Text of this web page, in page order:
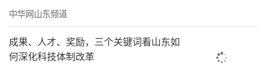
中华网山东频道
成果、人才、奖励，三个关键词看山东如
何深化科技体制改革